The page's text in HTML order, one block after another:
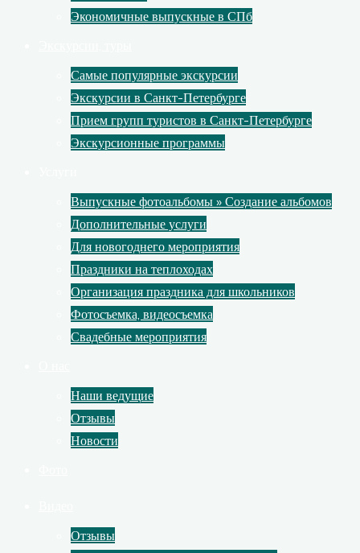
Экономичные выпускные в СПб
Самые популярные экскурсии
Экскурсии в Санкт-Петербурге
Прием групп туристов в Санкт-Петербурге
Экскурсионные программы
Выпускные фотоальбомы » Создание альбомов
Дополнительные услуги
Для новогоднего мероприятия
Праздники на теплоходах
Организация праздника для школьников
Фотосъемка, видеосъемка
Свадебные мероприятия
Наши ведущие
Отзывы
Новости
Отзывы